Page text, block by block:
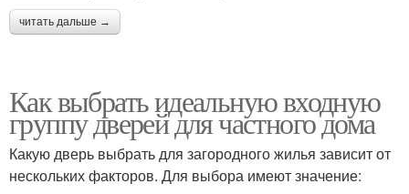
читать дальше →
Как выбрать идеальную входную
группу дверей для частного дома
Какую дверь выбрать для загородного жилья зависит от
нескольких факторов. Для выбора имеют значение: